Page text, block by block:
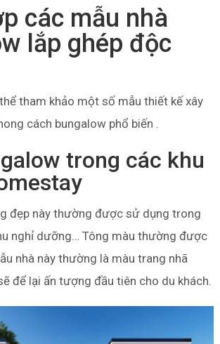
các mẫu nhà
lắp ghép độc
tham khảo một số mẫu thiết kế xây
cách bungalow phổ biến .
trong các khu
đẹp này thường được sử dụng trong
nghỉ dưỡng… Tông màu thường được
nhà này thường là màu trang nhã
để lại ấn tượng đầu tiên cho du khách.